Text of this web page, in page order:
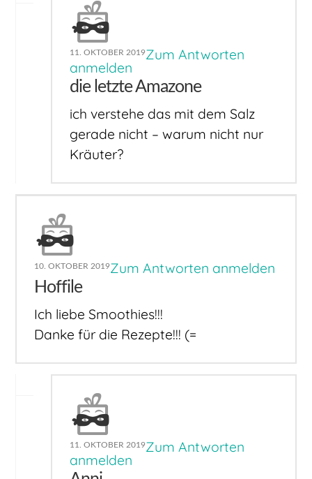
11. OKTOBER 2019Zum Antworten
anmelden
die letzte Amazone
ich verstehe das mit dem Salz
gerade nicht – warum nicht nur
Kräuter?
10. OKTOBER 2019Zum Antworten anmelden
Hoffile
Ich liebe Smoothies!!!
Danke für die Rezepte!!! (=
11. OKTOBER 2019Zum Antworten
anmelden